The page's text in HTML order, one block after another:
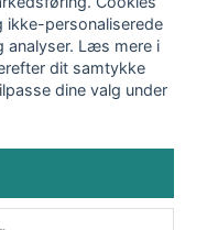
ikke-personaliserede
analyser. Læs mere i
dit samtykke
dine valg under